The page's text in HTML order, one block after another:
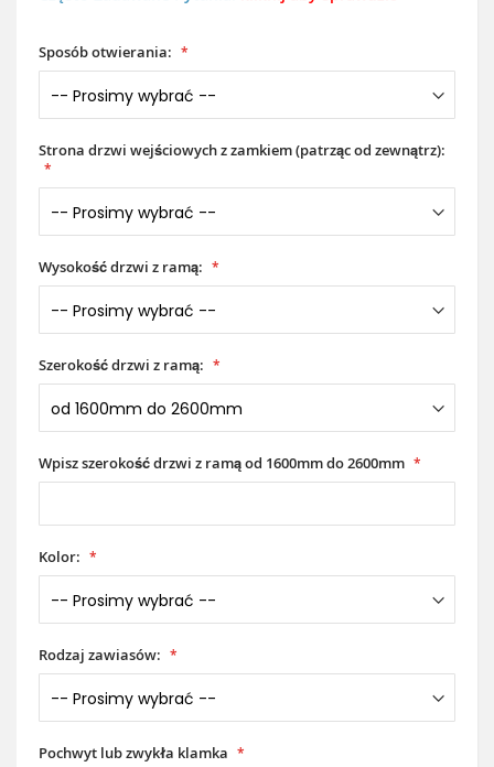
Sposób otwierania:
Strona drzwi wejściowych z zamkiem (patrząc od zewnątrz):
Wysokość drzwi z ramą:
Szerokość drzwi z ramą:
Wpisz szerokość drzwi z ramą od 1600mm do 2600mm
Kolor:
Rodzaj zawiasów:
Pochwyt lub zwykła klamka